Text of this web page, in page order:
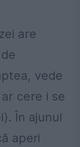
are
vede
cere i se
În ajunul
aperi